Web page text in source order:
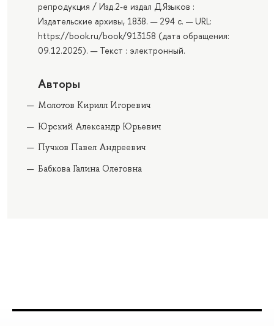
репродукция / Изд.2-е издал Д.Языков :
Издательские архивы, 1838. — 294 с. — URL:
https://book.ru/book/913158 (дата обращения:
09.12.2025). — Текст : электронный.
Авторы
Молотов Кирилл Игоревич
Юрский Александр Юрьевич
Пучков Павел Андреевич
Бабкова Галина Олеговна